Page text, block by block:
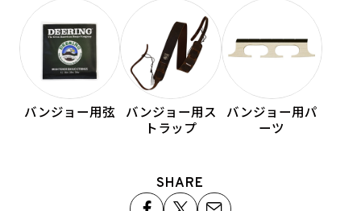
バンジョー用弦
バンジョー用ス
トラップ
バンジョー用パ
ーツ
SHARE